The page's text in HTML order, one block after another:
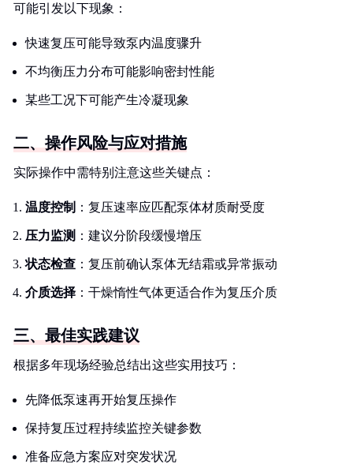
可能引发以下现象：
快速复压可能导致泵内温度骤升
不均衡压力分布可能影响密封性能
某些工况下可能产生冷凝现象
二、操作风险与应对措施
实际操作中需特别注意这些关键点：
温度控制 ：复压速率应匹配泵体材质耐受度
压力监测 ：建议分阶段缓慢增压
状态检查 ：复压前确认泵体无结霜或异常振动
介质选择 ：干燥惰性气体更适合作为复压介质
三、最佳实践建议
根据多年现场经验总结出这些实用技巧：
先降低泵速再开始复压操作
保持复压过程持续监控关键参数
准备应急方案应对突发状况